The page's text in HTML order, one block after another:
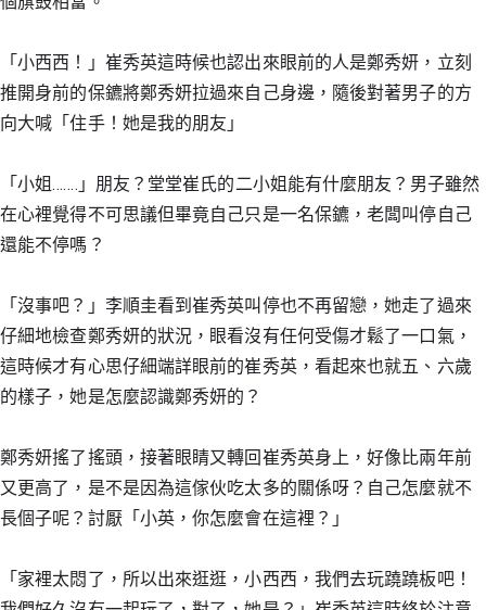
「小西西！」崔秀英這時候也認出來眼前的人是鄭秀妍，立刻
推開身前的保鑣將鄭秀妍拉過來自己身邊，隨後對著男子的方
向大喊「住手！她是我的朋友」
「小姐…….」朋友？堂堂崔氏的二小姐能有什麼朋友？男子雖然
在心裡覺得不可思議但畢竟自己只是一名保鑣，老闆叫停自己
還能不停嗎？
「沒事吧？」李順圭看到崔秀英叫停也不再留戀，她走了過來
仔細地檢查鄭秀妍的狀況，眼看沒有任何受傷才鬆了一口氣，
這時候才有心思仔細端詳眼前的崔秀英，看起來也就五、六歲
的樣子，她是怎麼認識鄭秀妍的？
鄭秀妍搖了搖頭，接著眼睛又轉回崔秀英身上，好像比兩年前
又更高了，是不是因為這傢伙吃太多的關係呀？自己怎麼就不
長個子呢？討厭「小英，你怎麼會在這裡？」
「家裡太悶了，所以出來逛逛，小西西，我們去玩蹺蹺板吧！